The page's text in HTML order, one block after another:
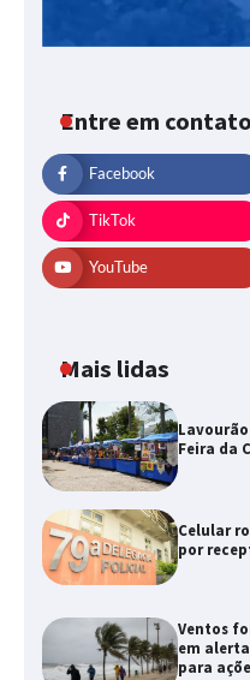
Entre em
Facebook
TikTok
YouTube
Mais lidas
Feira da
Celular
por
Ventos
em
para